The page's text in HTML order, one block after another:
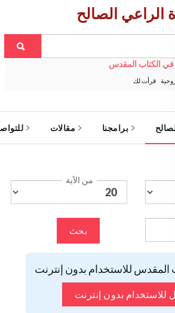
الراعي الصالح
الكتاب المقدس
قرأت لك
برامجنا مقالات
من الآية
بحث
المقدس للاستخدام بدون إنترنت
للاستخدام بدون إنترنت